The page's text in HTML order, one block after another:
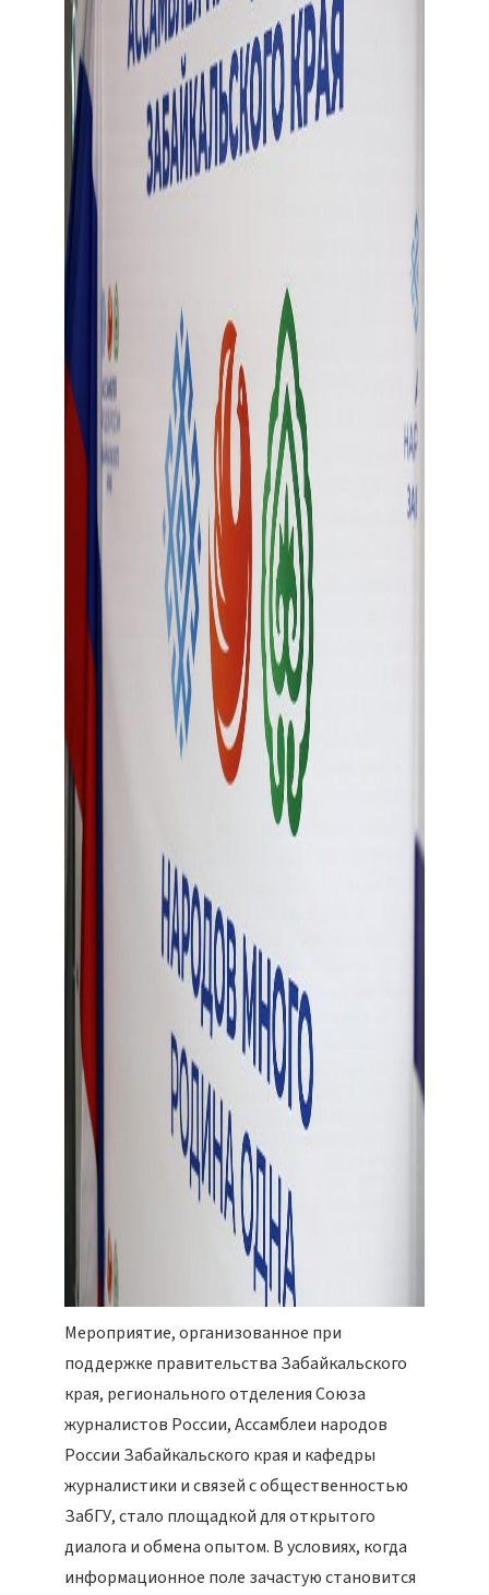
Мероприятие, организованное при
поддержке правительства Забайкальского
края, регионального отделения Союза
журналистов России, Ассамблеи народов
России Забайкальского края и кафедры
журналистики и связей с общественностью
ЗабГУ, стало площадкой для открытого
диалога и обмена опытом. В условиях, когда
информационное поле зачастую становится